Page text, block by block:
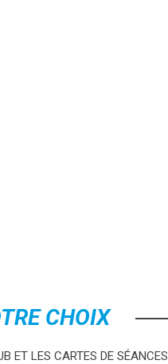
CHOIX
ET LES CARTES DE SÉANCES